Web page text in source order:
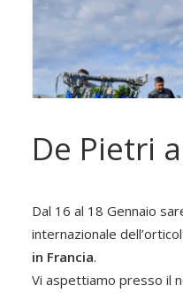
De Pietri
Dal 16 al 18 Gennaio
internazionale
in Francia.
Vi aspettiamo presso il